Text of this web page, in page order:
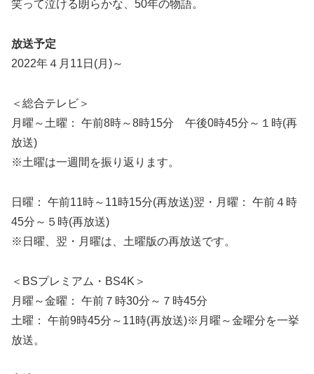
笑って泣ける朗らかな、50年の物語。
放送予定
2022年４月11日(月)～
＜総合テレビ＞
月曜～土曜： 午前8時～8時15分 午後0時45分～１時(再
放送)
※土曜は一週間を振り返ります。
日曜： 午前11時～11時15分(再放送)翌・月曜： 午前４時
45分～５時(再放送)
※日曜、翌・月曜は、土曜版の再放送です。
＜BSプレミアム・BS4K＞
月曜～金曜： 午前７時30分～７時45分
土曜： 午前9時45分～11時(再放送)※月曜～金曜分を一挙
放送。